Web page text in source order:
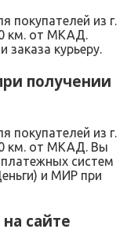
покупателей из г.
км. от МКАД.
заказа курьеру.
получении
покупателей из г.
км. от МКАД. Вы
систем
и МИР при
сайте